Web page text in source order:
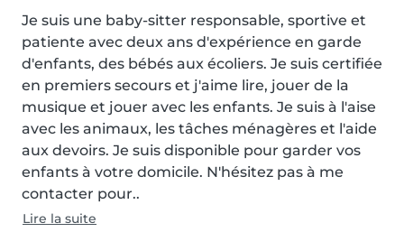
Je suis une baby-sitter responsable, sportive et
patiente avec deux ans d'expérience en garde
d'enfants, des bébés aux écoliers. Je suis certifiée
en premiers secours et j'aime lire, jouer de la
musique et jouer avec les enfants. Je suis à l'aise
avec les animaux, les tâches ménagères et l'aide
aux devoirs. Je suis disponible pour garder vos
enfants à votre domicile. N'hésitez pas à me
contacter pour..
Lire la suite